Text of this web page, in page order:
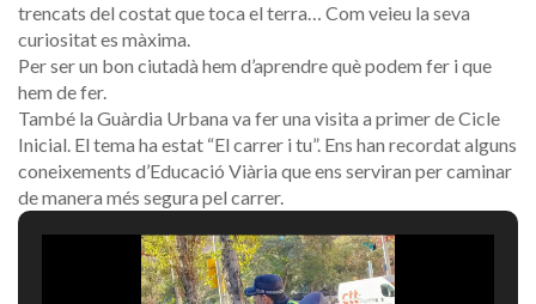
trencats del costat que toca el terra… Com veieu la seva
curiositat es màxima.
Per ser un bon ciutadà hem d’aprendre què podem fer i que
hem de fer.
També la Guàrdia Urbana va fer una visita a primer de Cicle
Inicial. El tema ha estat “El carrer i tu”. Ens han recordat alguns
coneixements d’Educació Viària que ens serviran per caminar
de manera més segura pel carrer.